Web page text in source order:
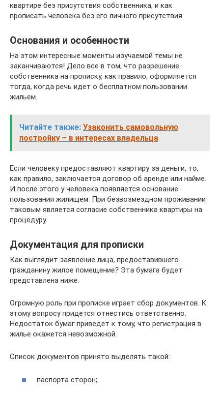
квартире без присутствия собственника, и как
прописать человека без его личного присутствия.
Основания и особенности
На этом интересные моменты изучаемой темы не
заканчиваются! Дело все в том, что разрешение
собственника на прописку, как правило, оформляется
тогда, когда речь идет о бесплатном пользовании
жильем.
Читайте также: Узаконить самовольную
постройку – в интересах владельца
Если человеку предоставляют квартиру за деньги, то,
как правило, заключается договор об аренде или найме.
И после этого у человека появляется основание
пользования жилищем. При безвозмездном проживании
таковым является согласие собственника квартиры на
процедуру.
Документация для прописки
Как выглядит заявление лица, предоставившего
гражданину жилое помещение? Эта бумага будет
представлена ниже.
Огромную роль при прописке играет сбор документов. К
этому вопросу придется отнестись ответственно.
Недостаток бумаг приведет к тому, что регистрация в
жилье окажется невозможной.
Список документов принято выделять такой:
паспорта сторон;